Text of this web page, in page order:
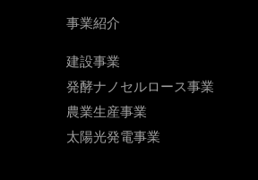
事業紹介
建設事業
発酵ナノセルロース事業
農業生産事業
太陽光発電事業